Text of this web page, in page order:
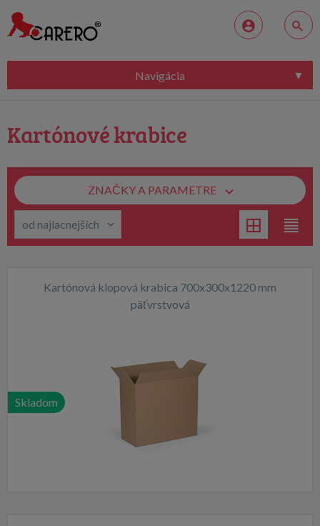
Navigácia
Kartónové krabice
ZNAČKY A PARAMETRE
Kartónová klopová krabica 700x300x1220 mm
päťvrstvová
Skladom